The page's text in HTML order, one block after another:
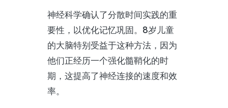
神经科学确认了分散时间实践的重
要性，以优化记忆巩固。8岁儿童
的大脑特别受益于这种方法，因为
他们正经历一个强化髓鞘化的时
期，这提高了神经连接的速度和效
率。